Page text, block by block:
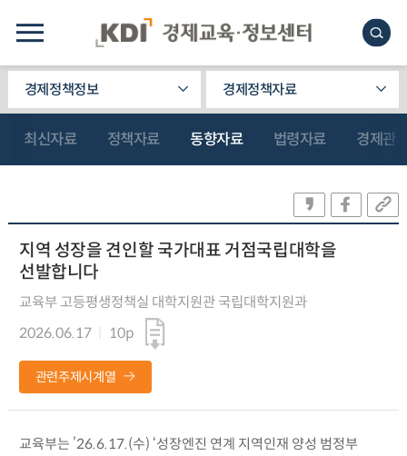
경제정책정보 경제정책자료
최신자료 정책자료 동향자료 법령자료 경제관
지역 성장을 견인할 국가대표 거점국립대학을
선발합니다
교육부 고등평생정책실 대학지원관 국립대학지원과
2026.06.17
10p
관련주제시계열
교육부는 ’26.6.17.(수) ‘성장엔진 연계 지역인재 양성 범정부